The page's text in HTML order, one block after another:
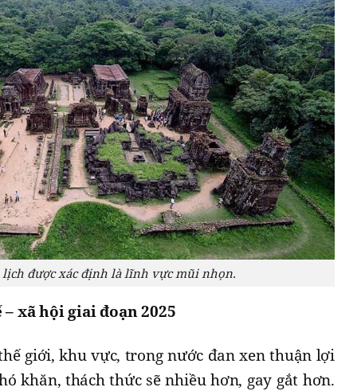
lịch được xác định là lĩnh vực mũi nhọn.
xã hội giai đoạn 2025
giới, khu vực, trong nước đan xen thuận lợi
khăn, thách thức sẽ nhiều hơn, gay gắt hơn.